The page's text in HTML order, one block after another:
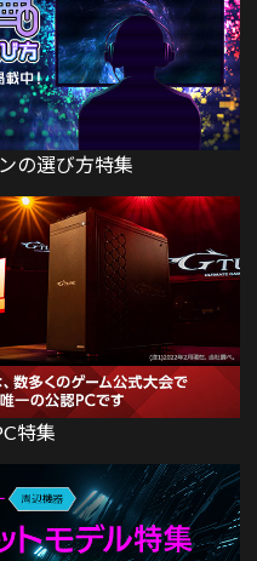
の選び方特集
特集